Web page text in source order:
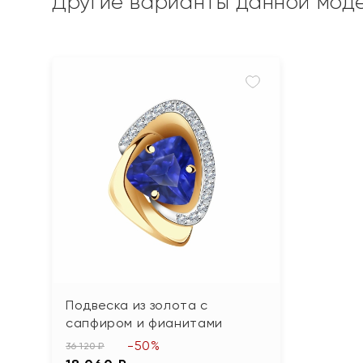
Подвеска из золота с
сапфиром и фианитами
36 120 ₽ -50%